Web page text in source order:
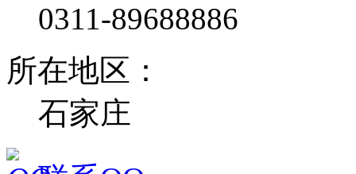
0311-89688886
所在地区：
石家庄